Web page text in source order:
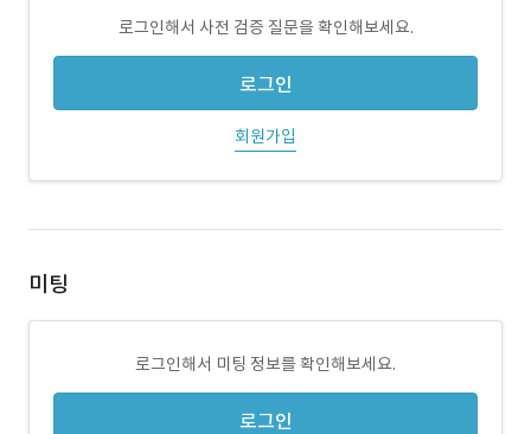
로그인해서 사전 검증 질문을 확인해보세요.
로그인
회원가입
미팅
로그인해서 미팅 정보를 확인해보세요.
로그인